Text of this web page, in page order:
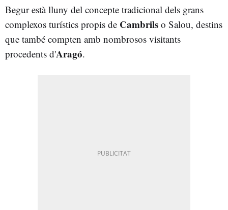
Begur està lluny del concepte tradicional dels grans
complexos turístics propis de Cambrils o Salou, destins
que també compten amb nombrosos visitants
procedents d'Aragó.